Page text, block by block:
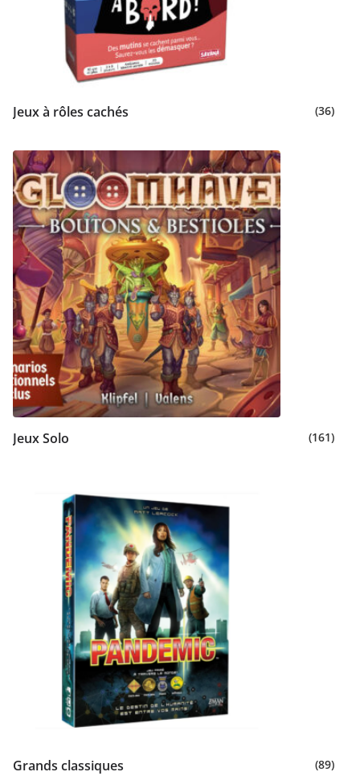
Jeux à rôles cachés (36)
Jeux Solo (161)
Grands classiques (89)